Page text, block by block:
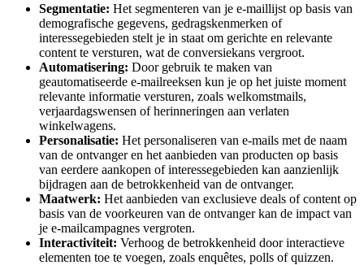
Segmentatie: Het segmenteren van je e-maillijst op basis van
demografische gegevens, gedragskenmerken of
interessegebieden stelt je in staat om gerichte en relevante
content te versturen, wat de conversiekans vergroot.
Automatisering: Door gebruik te maken van
geautomatiseerde e-mailreeksen kun je op het juiste moment
relevante informatie versturen, zoals welkomstmails,
verjaardagswensen of herinneringen aan verlaten
winkelwagens.
Personalisatie: Het personaliseren van e-mails met de naam
van de ontvanger en het aanbieden van producten op basis
van eerdere aankopen of interessegebieden kan aanzienlijk
bijdragen aan de betrokkenheid van de ontvanger.
Maatwerk: Het aanbieden van exclusieve deals of content op
basis van de voorkeuren van de ontvanger kan de impact van
je e-mailcampagnes vergroten.
Interactiviteit: Verhoog de betrokkenheid door interactieve
elementen toe te voegen, zoals enquêtes, polls of quizzen.